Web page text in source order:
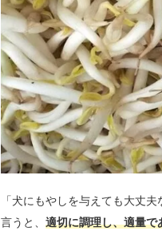
「犬にもやしを与えても大丈
言うと、 適切に調理し、適量で